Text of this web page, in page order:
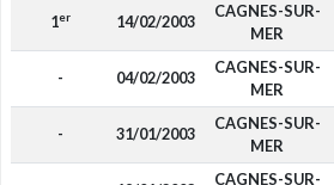
1er 14/02/2003
CAGNES-SUR-
MER
- 04/02/2003
CAGNES-SUR-
MER
- 31/01/2003
CAGNES-SUR-
MER
CAGNES-SUR-